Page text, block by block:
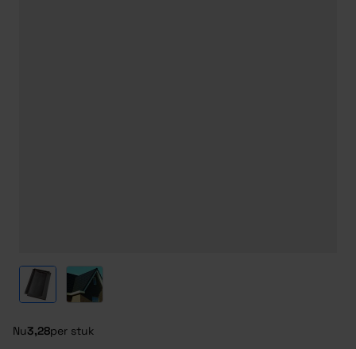
View larger imageView larger image
Nu3,28per stuk